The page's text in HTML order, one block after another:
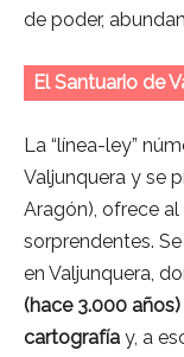
de poder,
El Santuario de
La “línea-ley”
Valjunquera y se
Aragón), ofrece
sorprendentes.
en Valjunquera,
(hace 3.000
cartografía y, a